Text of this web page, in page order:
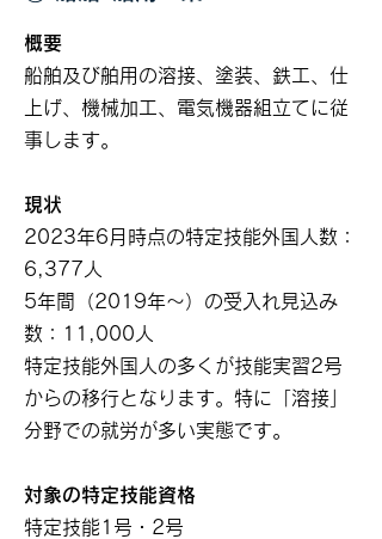
概要
船舶及び舶用の溶接、塗装、鉄工、仕
上げ、機械加工、電気機器組立てに従
事します。
現状
2023年6月時点の特定技能外国人数：
6,377人
5年間（2019年～）の受入れ見込み
数：11,000人
特定技能外国人の多くが技能実習2号
からの移行となります。特に「溶接」
分野での就労が多い実態です。
対象の特定技能資格
特定技能1号・2号